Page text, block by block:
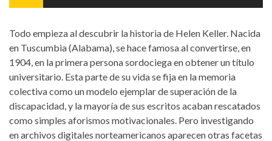
Todo empieza al descubrir la historia de Helen Keller. Nacida
en Tuscumbia (Alabama), se hace famosa al convertirse, en
1904, en la primera persona sordociega en obtener un título
universitario. Esta parte de su vida se fija en la memoria
colectiva como un modelo ejemplar de superación de la
discapacidad, y la mayoría de sus escritos acaban rescatados
como simples aforismos motivacionales. Pero investigando
en archivos digitales norteamericanos aparecen otras facetas